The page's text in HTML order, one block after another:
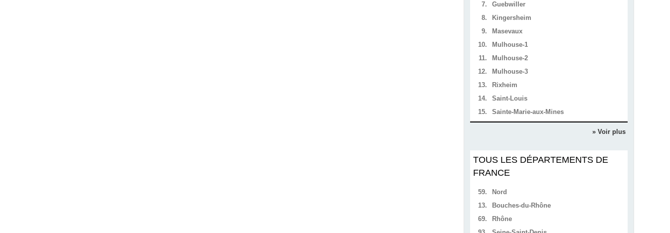
7.
Guebwiller
8.
Kingersheim
9.
Masevaux
10.
Mulhouse-1
11.
Mulhouse-2
12.
Mulhouse-3
13.
Rixheim
14.
Saint-Louis
15.
Sainte-Marie-aux-Mines
» Voir plus
TOUS LES DÉPARTEMENTS DE
FRANCE
59.
Nord
13.
Bouches-du-Rhône
69.
Rhône